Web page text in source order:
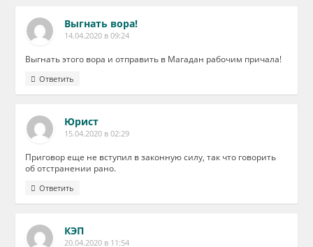
Выгнать вора!
14.04.2020 в 09:24
Выгнать этого вора и отправить в Магадан рабочим причала!
Ответить
Юрист
15.04.2020 в 02:29
Приговор еще не вступил в законную силу, так что говорить
об отстранении рано.
Ответить
КЭП
20.04.2020 в 11:54